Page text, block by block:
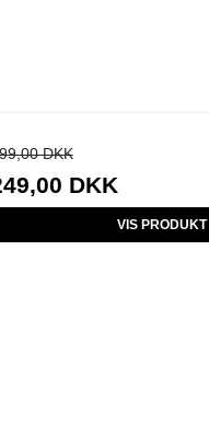
DKK
DKK
VIS PRODUKT